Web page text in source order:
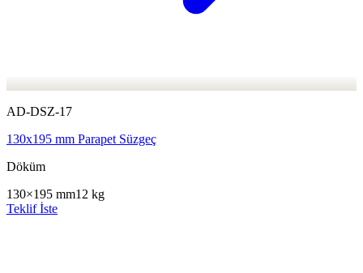
AD-DSZ-17
130x195 mm Parapet Süzgeç
Döküm
130×195 mm12 kg
Teklif İste